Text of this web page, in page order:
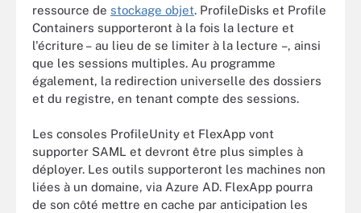
ressource de stockage objet. ProfileDisks et Profile
Containers supporteront à la fois la lecture et
l'écriture – au lieu de se limiter à la lecture –, ainsi
que les sessions multiples. Au programme
également, la redirection universelle des dossiers
et du registre, en tenant compte des sessions.
Les consoles ProfileUnity et FlexApp vont
supporter SAML et devront être plus simples à
déployer. Les outils supporteront les machines non
liées à un domaine, via Azure AD. FlexApp pourra
de son côté mettre en cache par anticipation les